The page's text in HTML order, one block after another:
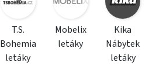
T.S.
Bohemia
letáky
Mobelix
letáky
Kika
Nábytek
letáky